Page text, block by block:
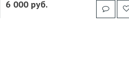
6 000 руб.